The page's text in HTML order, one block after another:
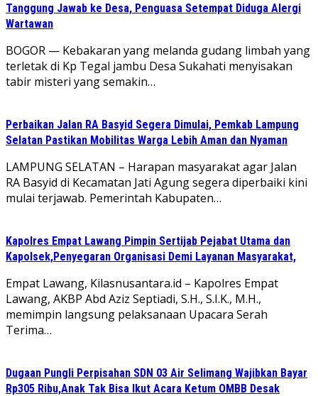
Tanggung Jawab ke Desa, Penguasa Setempat Diduga Alergi
Wartawan
​BOGOR — Kebakaran yang melanda gudang limbah yang
terletak di Kp Tegal jambu Desa Sukahati menyisakan
tabir misteri yang semakin…
Perbaikan Jalan RA Basyid Segera Dimulai, Pemkab Lampung
Selatan Pastikan Mobilitas Warga Lebih Aman dan Nyaman
LAMPUNG SELATAN – Harapan masyarakat agar Jalan
RA Basyid di Kecamatan Jati Agung segera diperbaiki kini
mulai terjawab. Pemerintah Kabupaten…
Kapolres Empat Lawang Pimpin Sertijab Pejabat Utama dan
Kapolsek,Penyegaran Organisasi Demi Layanan Masyarakat,
Empat Lawang, Kilasnusantara.id – Kapolres Empat
Lawang, AKBP Abd Aziz Septiadi, S.H., S.I.K., M.H.,
memimpin langsung pelaksanaan Upacara Serah
Terima…
Dugaan Pungli Perpisahan SDN 03 Air Selimang Wajibkan Bayar
Rp305 Ribu,Anak Tak Bisa Ikut Acara Ketum OMBB Desak